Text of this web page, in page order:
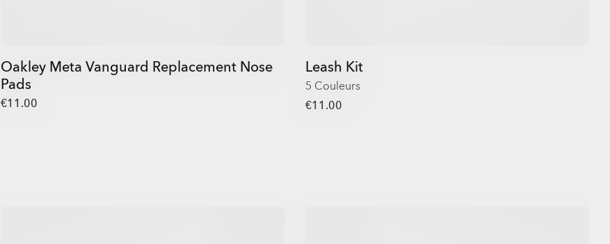
Oakley Meta Vanguard Replacement Nose
Pads
€11.00
Leash Kit
5 Couleurs
€11.00